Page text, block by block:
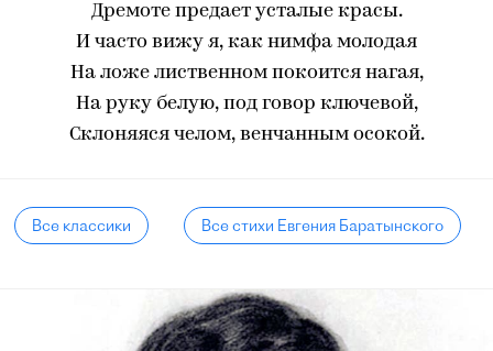
Дремоте предает усталые красы.
И часто вижу я, как нимфа молодая
На ложе лиственном покоится нагая,
На руку белую, под говор ключевой,
Склоняяся челом, венчанным осокой.
Все классики Все стихи Евгения Баратынского